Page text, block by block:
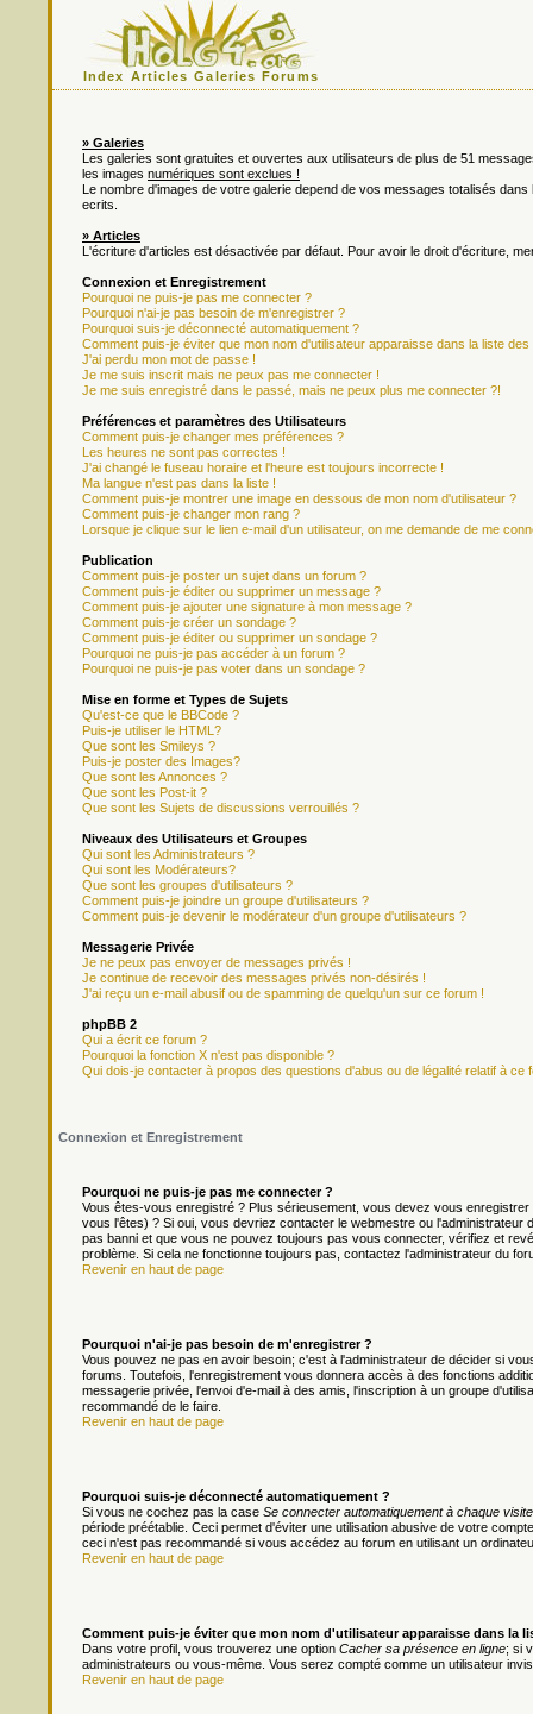
Index Articles Galeries Forums
» Galeries
Les galeries sont gratuites et ouvertes aux utilisateurs de plus de 51
les images numériques sont exclues !
Le nombre d'images de votre galerie depend de vos messages totalisés
ecrits.
» Articles
L'écriture d'articles est désactivée par défaut. Pour avoir le droit d'écriture,
Connexion et Enregistrement
Pourquoi ne puis-je pas me connecter ?
Pourquoi n'ai-je pas besoin de m'enregistrer ?
Pourquoi suis-je déconnecté automatiquement ?
Comment puis-je éviter que mon nom d'utilisateur apparaisse dans la liste
J'ai perdu mon mot de passe !
Je me suis inscrit mais ne peux pas me connecter !
Je me suis enregistré dans le passé, mais ne peux plus me connecter ?!
Préférences et paramètres des Utilisateurs
Comment puis-je changer mes préférences ?
Les heures ne sont pas correctes !
J'ai changé le fuseau horaire et l'heure est toujours incorrecte !
Ma langue n'est pas dans la liste !
Comment puis-je montrer une image en dessous de mon nom d'utilisateur ?
Comment puis-je changer mon rang ?
Lorsque je clique sur le lien e-mail d'un utilisateur, on me demande de me
Publication
Comment puis-je poster un sujet dans un forum ?
Comment puis-je éditer ou supprimer un message ?
Comment puis-je ajouter une signature à mon message ?
Comment puis-je créer un sondage ?
Comment puis-je éditer ou supprimer un sondage ?
Pourquoi ne puis-je pas accéder à un forum ?
Pourquoi ne puis-je pas voter dans un sondage ?
Mise en forme et Types de Sujets
Qu'est-ce que le BBCode ?
Puis-je utiliser le HTML?
Que sont les Smileys ?
Puis-je poster des Images?
Que sont les Annonces ?
Que sont les Post-it ?
Que sont les Sujets de discussions verrouillés ?
Niveaux des Utilisateurs et Groupes
Qui sont les Administrateurs ?
Qui sont les Modérateurs?
Que sont les groupes d'utilisateurs ?
Comment puis-je joindre un groupe d'utilisateurs ?
Comment puis-je devenir le modérateur d'un groupe d'utilisateurs ?
Messagerie Privée
Je ne peux pas envoyer de messages privés !
Je continue de recevoir des messages privés non-désirés !
J'ai reçu un e-mail abusif ou de spamming de quelqu'un sur ce forum !
phpBB 2
Qui a écrit ce forum ?
Pourquoi la fonction X n'est pas disponible ?
Qui dois-je contacter à propos des questions d'abus ou de légalité relatif à ce
Connexion et Enregistrement
Pourquoi ne puis-je pas me connecter ?
Vous êtes-vous enregistré ? Plus sérieusement, vous devez vous
vous l'êtes) ? Si oui, vous devriez contacter le webmestre ou
pas banni et que vous ne pouvez toujours pas vous connecter, vérifiez et
problème. Si cela ne fonctionne toujours pas, contactez l'administrateur du
Revenir en haut de page
Pourquoi n'ai-je pas besoin de m'enregistrer ?
Vous pouvez ne pas en avoir besoin; c'est à l'administrateur de décider si
forums. Toutefois, l'enregistrement vous donnera accès à des fonctions
messagerie privée, l'envoi d'e-mail à des amis, l'inscription à un groupe
recommandé de le faire.
Revenir en haut de page
Pourquoi suis-je déconnecté automatiquement ?
Si vous ne cochez pas la case Se connecter automatiquement à chaque visite
période préétablie. Ceci permet d'éviter une utilisation abusive de votre
ceci n'est pas recommandé si vous accédez au forum en utilisant un
Revenir en haut de page
Comment puis-je éviter que mon nom d'utilisateur apparaisse dans la
Dans votre profil, vous trouverez une option Cacher sa présence en ligne; si
administrateurs ou vous-même. Vous serez compté comme un utilisateur
Revenir en haut de page